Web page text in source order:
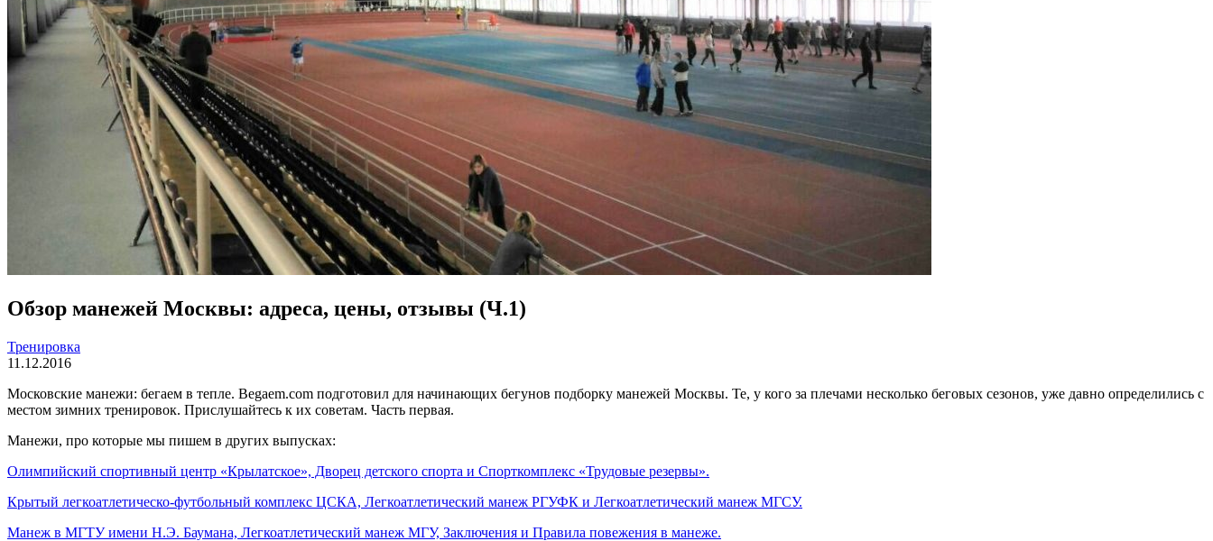
Обзор манежей Москвы: адреса, цены, отзывы (Ч.1)
Тренировка
11.12.2016
Московские манежи: бегаем в тепле. Begaem.com подготовил для начинающих бегунов подборку манежей Москвы. Те, у кого за плечами несколько беговых сезонов, уже давно определились с
местом зимних тренировок. Прислушайтесь к их советам. Часть первая.
Манежи, про которые мы пишем в других выпусках:
Олимпийский спортивный центр «Крылатское», Дворец детского спорта и Спорткомплекс «Трудовые резервы».
Крытый легкоатлетическо-футбольный комплекс ЦСКА, Легкоатлетический манеж РГУФК и Легкоатлетический манеж МГСУ.
Манеж в МГТУ имени Н.Э. Баумана, Легкоатлетический манеж МГУ, Заключения и Правила повежения в манеже.